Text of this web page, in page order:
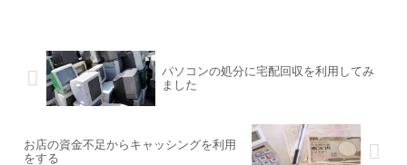
パソコンの処分に宅配回収を利用してみ
ました
お店の資金不足からキャッシングを利用
をする